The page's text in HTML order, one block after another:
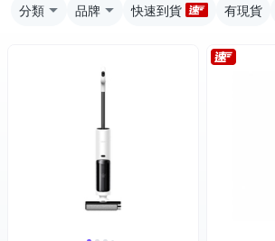
分類 品牌 快速到貨 有現貨